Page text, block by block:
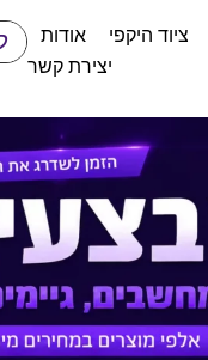
ציוד היקפי
אודות
יצירת קשר